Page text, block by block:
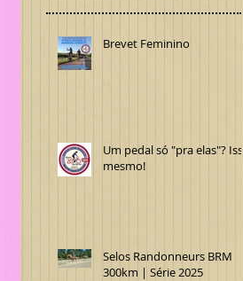
Brevet Feminino
Um pedal só "pra elas"? Isso
mesmo!
Selos Randonneurs BRM
300km | Série 2025